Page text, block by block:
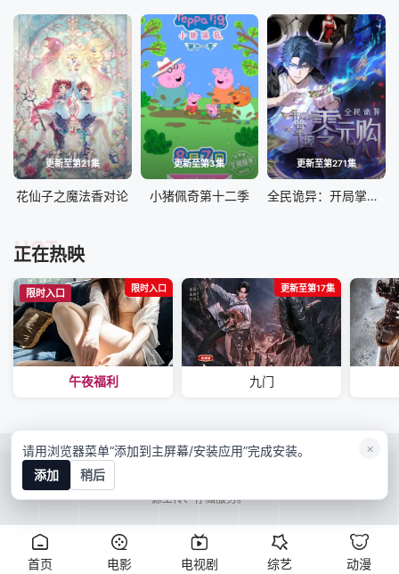
更新至第21集
花仙子之魔法香对论
更新至第3集
小猪佩奇第十二季
更新至第271集
全民诡异：开局掌握零元购动态漫
正在热映
HOT
限时入口 限时入口
午夜福利
更新至第17集
九门
RSS Baidu Google Sogou bing
映像星球本站所有内容均来自互联网分享站点所提供的公开引用资源，未提供资
源上传、存储服务。
首页 电影 电视剧 综艺 动漫
×
请用浏览器菜单“添加到主屏幕/安装应用”完成安装。
添加
稍后